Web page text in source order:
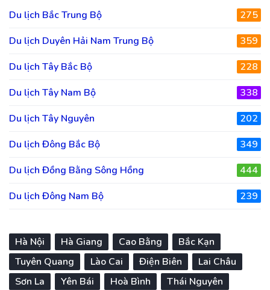
Du lịch Bắc Trung Bộ
275
Du lịch Duyên Hải Nam Trung Bộ
359
Du lịch Tây Bắc Bộ
228
Du lịch Tây Nam Bộ
338
Du lịch Tây Nguyên
202
Du lịch Đông Bắc Bộ
349
Du lịch Đồng Bằng Sông Hồng
444
Du lịch Đông Nam Bộ
239
Hà Nội Hà Giang Cao Bằng
Bắc Kạn
Tuyên Quang
Lào Cai Điện Biên
Lai Châu
Sơn La
Yên Bái Hoà Bình
Thái Nguyên